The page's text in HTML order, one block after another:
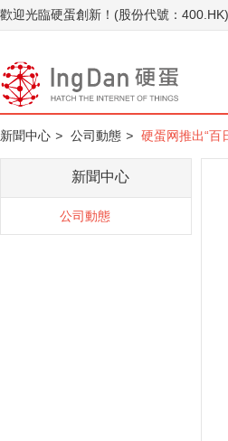
歡迎光臨硬蛋創新！(股份代號：400.HK)
新聞中心 > 公司動態 > 硬蛋网推出“百
新聞中心
公司動態